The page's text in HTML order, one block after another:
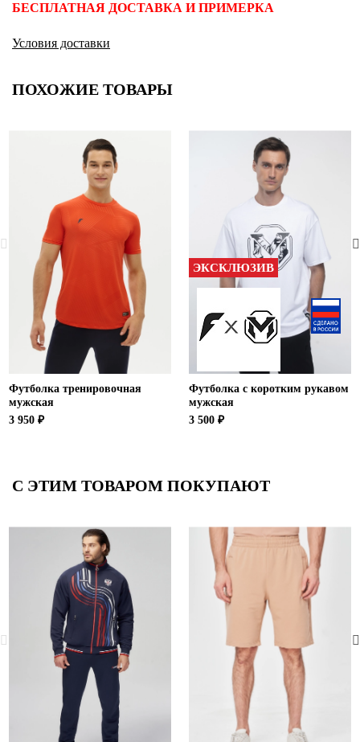
БЕСПЛАТНАЯ ДОСТАВКА И ПРИМЕРКА
Условия доставки
ПОХОЖИЕ ТОВАРЫ
Футболка тренировочная
мужская
3 950 ₽
ЭКСКЛЮЗИВ
Футболка с коротким рукавом
мужская
3 500 ₽
С ЭТИМ ТОВАРОМ ПОКУПАЮТ